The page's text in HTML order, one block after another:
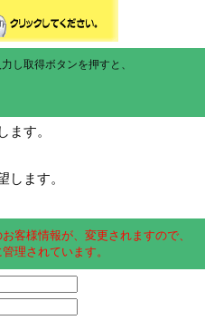
し取得ボタンを押すと、
す。
ます。
客様情報が、変更されますので、
理されています。